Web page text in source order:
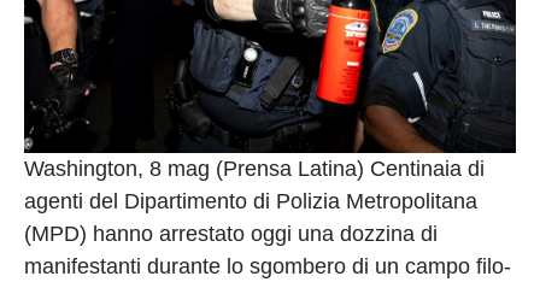
Washington, 8 mag (Prensa Latina) Centinaia di
agenti del Dipartimento di Polizia Metropolitana
(MPD) hanno arrestato oggi una dozzina di
manifestanti durante lo sgombero di un campo filo-